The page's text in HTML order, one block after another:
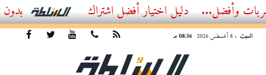
أفضل اشتراك IPTV بدون تقطيع 2026 – دليل المشاهد العصري
السبت ، 8 أغسطس 2026 08:36 مـ